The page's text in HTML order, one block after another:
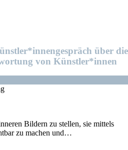
über die
von Künstler*innen
Bildern zu stellen, sie mittels
zu machen und…